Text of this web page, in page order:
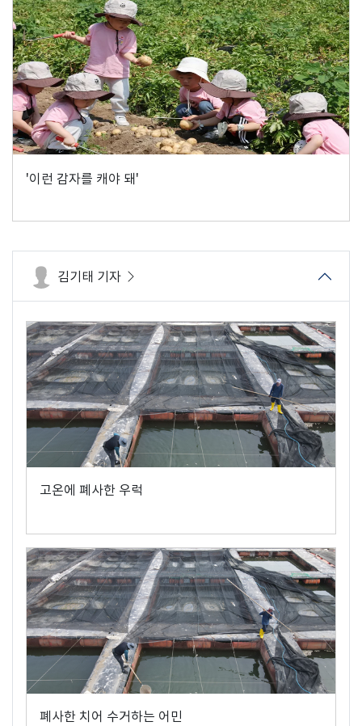
'이런 감자를 캐야 돼'
김기태 기자
고온에 폐사한 우럭
폐사한 치어 수거하는 어민